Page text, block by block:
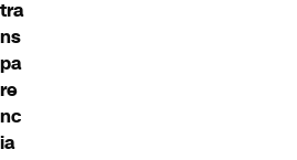
tra
ns
pa
re
nc
ia